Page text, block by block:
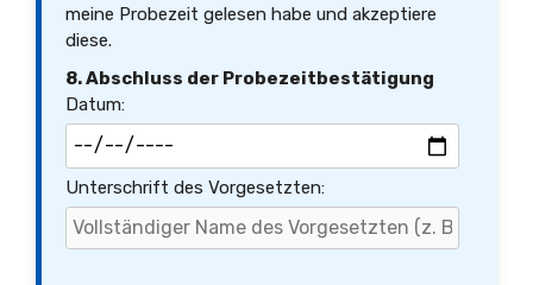
meine Probezeit gelesen habe und akzeptiere
diese.
8. Abschluss der Probezeitbestätigung
Datum:
Unterschrift des Vorgesetzten: